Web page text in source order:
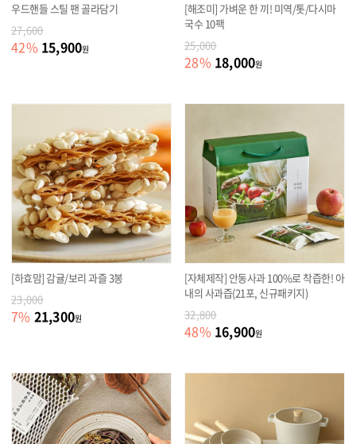
우드핸들 스틸 팬 골라담기
27,600
42% 15,900원
[해조미] 가벼운 한 끼! 미역/톳/다시마
국수 10팩
25,000
28% 18,000원
[하효맘] 감귤/보리 과즐 3봉
23,000
7% 21,300원
[자체제작] 안동사과 100%로 착즙한! 아
내의 사과즙(21포, 신규패키지)
32,800
48% 16,900원